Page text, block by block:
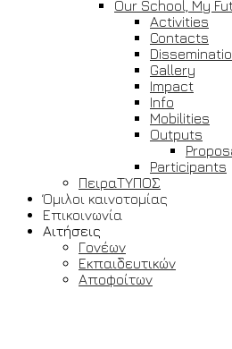
Our School, My
Activities
Contacts
Gallery
Impact
Info
Mobilities
Outputs
Participants
ΠειραΤΥΠΟΣ
Όμιλοι καινοτομίας
Επικοινωνία
Αιτήσεις
Γονέων
Εκπαιδευτικών
Αποφοίτων